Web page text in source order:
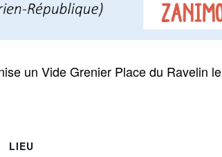
un Vide Grenier Place du Ravelin le
LIEU